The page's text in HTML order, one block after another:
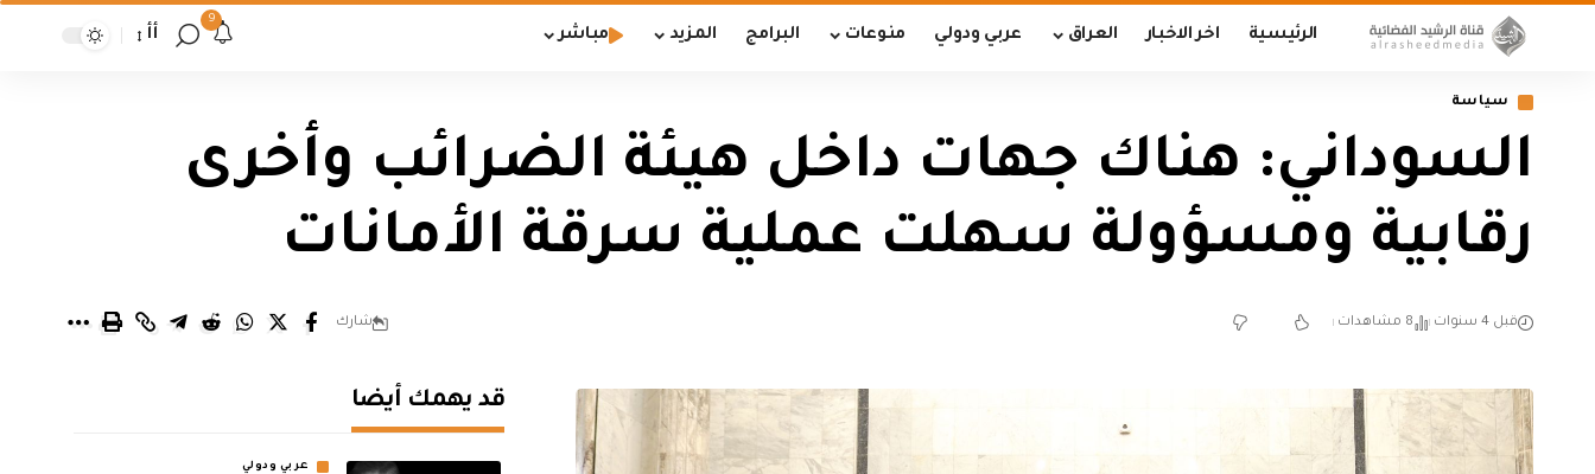
الرئيسية اخر الاخبار العراق عربي ودولي منوعات البرامج المزيد مباشر
9
أأ
سياسة
السوداني: هناك جهات داخل هيئة الضرائب وأخرى
رقابية ومسؤولة سهلت عملية سرقة الأمانات
قبل 4 سنوات 8 مشاهدات شارك
قد يهمك أيضا
عربي ودولي